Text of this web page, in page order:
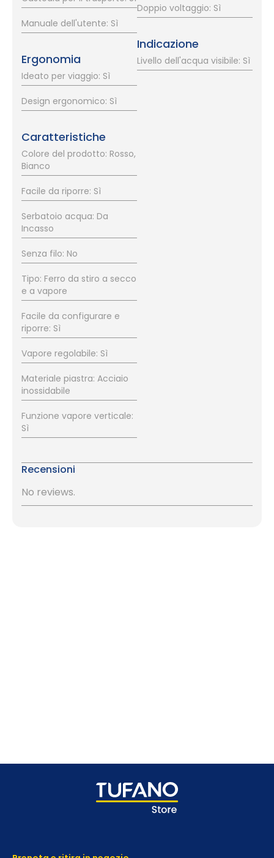
Manuale dell'utente: Sì
Ergonomia
Ideato per viaggio: Sì
Design ergonomico: Sì
Caratteristiche
Colore del prodotto: Rosso,
Bianco
Facile da riporre: Sì
Serbatoio acqua: Da
Incasso
Senza filo: No
Tipo: Ferro da stiro a secco
e a vapore
Facile da configurare e
riporre: Sì
Vapore regolabile: Sì
Materiale piastra: Acciaio
inossidabile
Funzione vapore verticale:
Sì
Doppio voltaggio: Sì
Indicazione
Livello dell'acqua visibile: Sì
Recensioni
No reviews.